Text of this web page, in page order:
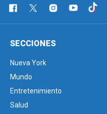
SECCIONES
Nueva York
Mundo
Entretenimiento
Salud